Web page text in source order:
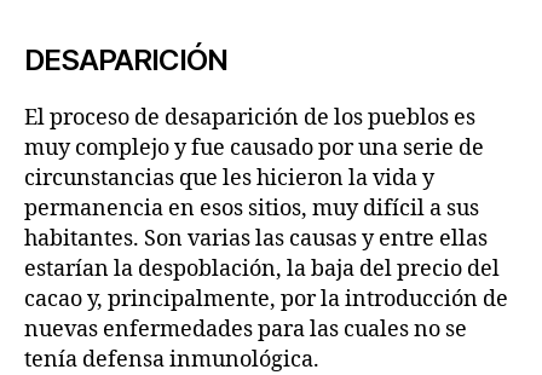
DESAPARICIÓN
El proceso de desaparición de los pueblos es
muy complejo y fue causado por una serie de
circunstancias que les hicieron la vida y
permanencia en esos sitios, muy difícil a sus
habitantes. Son varias las causas y entre ellas
estarían la despoblación, la baja del precio del
cacao y, principalmente, por la introducción de
nuevas enfermedades para las cuales no se
tenía defensa inmunológica.